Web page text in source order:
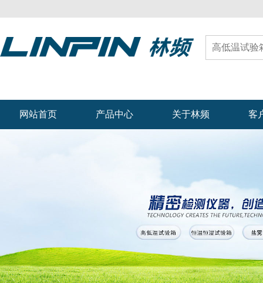
网站首页 产品中心 关于林频 客